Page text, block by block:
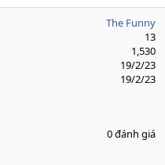
The Funny
13
1,530
19/2/23
19/2/23
0 đánh giá